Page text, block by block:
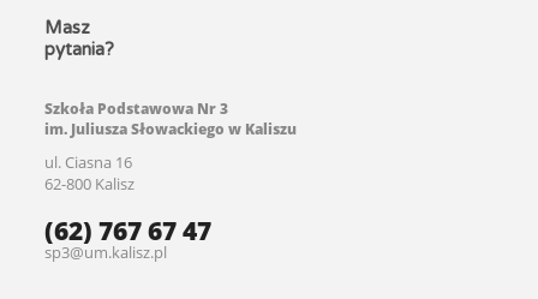
Masz
pytania?
Szkoła Podstawowa Nr 3
im. Juliusza Słowackiego w Kaliszu
ul. Ciasna 16
62-800 Kalisz
(62) 767 67 47
sp3@um.kalisz.pl